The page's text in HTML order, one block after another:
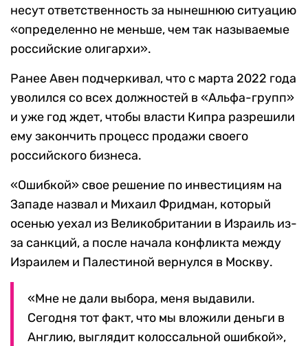
несут ответственность за нынешнюю ситуацию
«определенно не меньше, чем так называемые
российские олигархи».
Ранее Авен подчеркивал, что с марта 2022 года
уволился со всех должностей в «Альфа-групп»
и уже год ждет, чтобы власти Кипра разрешили
ему закончить процесс продажи своего
российского бизнеса.
«Ошибкой» свое решение по инвестициям на
Западе назвал и Михаил Фридман, который
осенью уехал из Великобритании в Израиль из-
за санкций, а после начала конфликта между
Израилем и Палестиной вернулся в Москву.
«Мне не дали выбора, меня выдавили.
Сегодня тот факт, что мы вложили деньги в
Англию, выглядит колоссальной ошибкой»,